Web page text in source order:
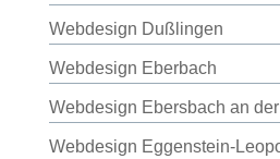
Webdesign Dußlingen
Webdesign Eberbach
Webdesign Ebersbach an
Webdesign Eggenstein-